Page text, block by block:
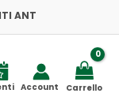
ANT
Account Carrello